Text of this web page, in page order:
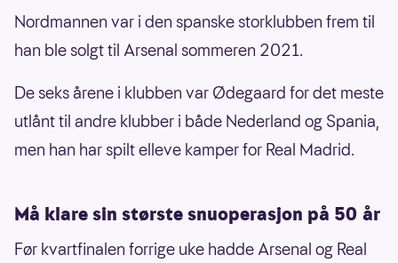
Nordmannen var i den spanske storklubben frem til
han ble solgt til Arsenal sommeren 2021.
De seks årene i klubben var Ødegaard for det meste
utlånt til andre klubber i både Nederland og Spania,
men han har spilt elleve kamper for Real Madrid.
Må klare sin største snuoperasjon på 50 år
Før kvartfinalen forrige uke hadde Arsenal og Real